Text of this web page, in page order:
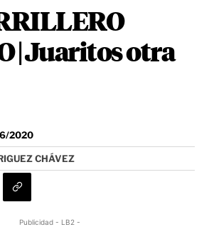
| Juaritos otra
2020
CHÁVEZ
Publicidad - LB2 -